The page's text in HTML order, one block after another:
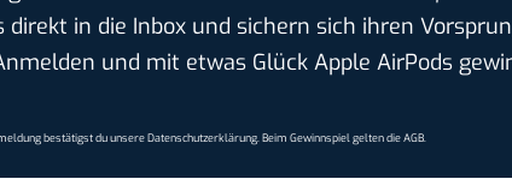
direkt in die Inbox und sichern sich ihren
und mit etwas Glück Apple AirPods
bestätigst du unsereDatenschutzerklärung. Beim Gewinnspiel gelten dieAGB.